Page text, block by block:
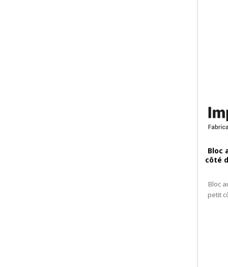
Bloc
côté
Bloc
petit